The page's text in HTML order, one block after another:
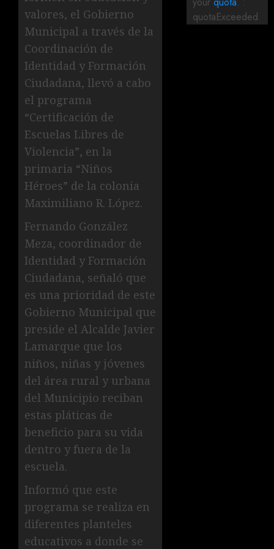
valores, el Gobierno
Municipal a través de la
Coordinación de
Identidad y Formación
Ciudadana, llevó a cabo
el programa
“Certificación de
Escuelas Libres de
Violencia”, en la
primaria “Niños
Héroes” de la colonia
Maximiliano R. López.
Fernando González
Meza, coordinador de
Identidad y Formación
Ciudadana, señaló que
es una prioridad de este
Gobierno Municipal que
preside el Alcalde Javier
Lamarque que los
niños, niñas y jóvenes
del área rural y urbana
del Municipio reciban
estas pláticas de
beneficio para su vida
dentro y fuera de la
escuela.
Informó que este
programa se realiza en
diferentes planteles
educativos a donde se
quotaExceeded